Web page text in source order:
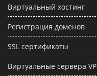
Виртуальный хостинг
Регистрация доменов
SSL сертификаты
Виртуальные сервера